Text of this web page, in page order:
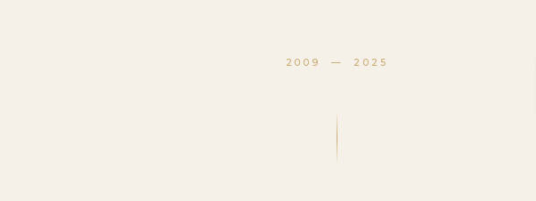
2009 — 2025